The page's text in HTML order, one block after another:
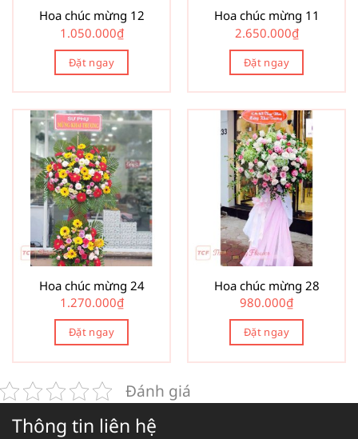
Hoa chúc mừng 12
1.050.000₫
Đặt ngay
Hoa chúc mừng 11
2.650.000₫
Đặt ngay
Hoa chúc mừng 24
1.270.000₫
Đặt ngay
Hoa chúc mừng 28
980.000₫
Đặt ngay
Đánh giá
Thông tin liên hệ